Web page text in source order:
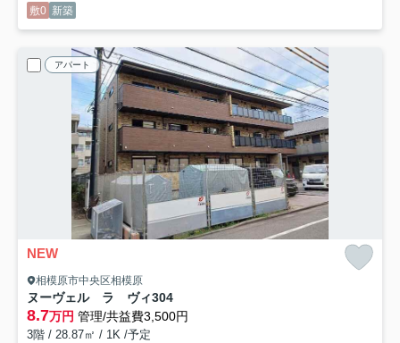
敷0 新築
アパート
NEW
相模原市中央区相模原
ヌーヴェル ラ ヴィ304
8.7万円 管理/共益費3,500円
3階 / 28.87㎡ / 1K /予定